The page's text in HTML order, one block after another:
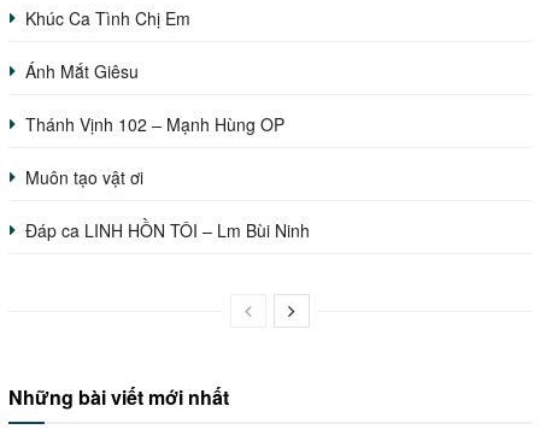
Khúc Ca Tình Chị Em
Ánh Mắt Giêsu
Thánh Vịnh 102 – Mạnh Hùng OP
Muôn tạo vật ơi
Đáp ca LINH HỒN TÔI – Lm Bùi Ninh
Những bài viết mới nhất